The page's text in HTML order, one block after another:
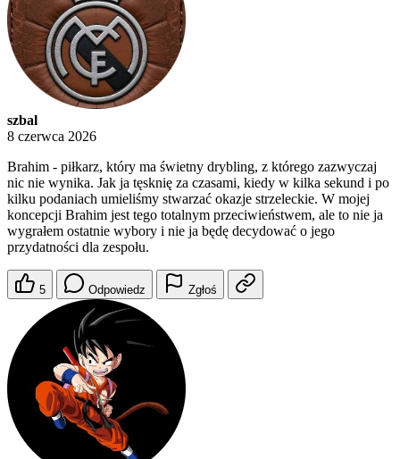
szbal
8 czerwca 2026
Brahim - piłkarz, który ma świetny drybling, z którego zazwyczaj
nic nie wynika. Jak ja tęsknię za czasami, kiedy w kilka sekund i po
kilku podaniach umieliśmy stwarzać okazje strzeleckie. W mojej
koncepcji Brahim jest tego totalnym przeciwieństwem, ale to nie ja
wygrałem ostatnie wybory i nie ja będę decydować o jego
przydatności dla zespołu.
5 Odpowiedz Zgłoś